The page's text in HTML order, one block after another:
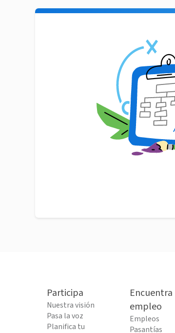
Participa
Nuestra visión
Pasa la voz
Planifica tu
Encuentra
empleo
Empleos
Pasantías